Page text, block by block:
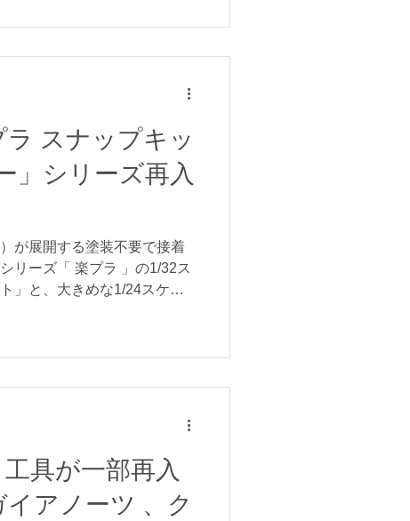
また、サイドにはRE雨宮の
ウインドウにはロータリー
いるのも特徴で、内装のロ
り、エンジン内も色分けさ
していますが、 実際は手の
。 メーカー自体の方向性が
り、派手なリバリー（競技
RX-7をベースとしたRE雨宮
スナップキッ
」シリーズ再入
が展開する塗装不要で接着
リーズ「 楽プラ 」の1/32ス
」と、大きめな1/24スケー
「塗装が難しい」という、
ルとなっていた部分が簡略
めてプラモデルを組み立て
ト」「イベントなどの景
が取れない方」 など、その
具が一部再入
アノーツ 、ク